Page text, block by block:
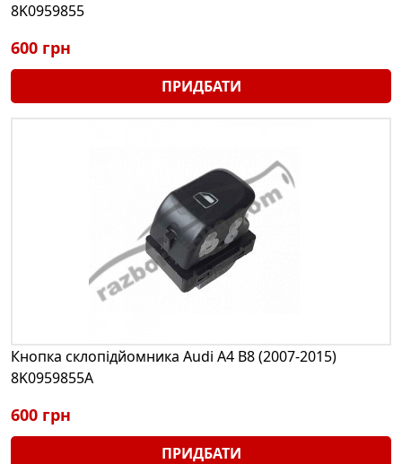
8K0959855
600 грн
ПРИДБАТИ
Кнопка склопідйомника Audi A4 B8 (2007-2015)
8K0959855A
600 грн
ПРИДБАТИ